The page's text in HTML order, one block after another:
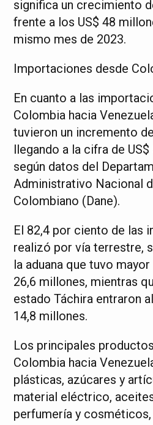
significa un crecimiento
frente a los US$ 48
mismo mes de 2023.
Importaciones desde
En cuanto a las
Colombia hacia
tuvieron un incremento
llegando a la cifra de
según datos del
Administrativo Nacional
Colombiano (Dane).
El 82,4 por ciento de las
realizó por vía terrestre,
la aduana que tuvo
26,6 millones, mientras
estado Táchira entraron
14,8 millones.
Los principales
Colombia hacia
plásticas, azúcares y
material eléctrico,
perfumería y